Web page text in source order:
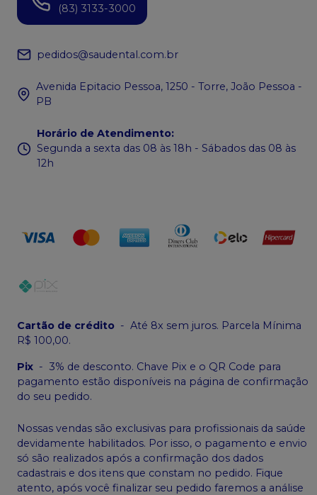
(83) 3133-3000
pedidos@saudental.com.br
Avenida Epitacio Pessoa, 1250 - Torre, João Pessoa -
PB
Horário de Atendimento:
Segunda a sexta das 08 às 18h - Sábados das 08 às
12h
Cartão de crédito - Até 8x sem juros. Parcela Mínima
R$ 100,00.
Pix - 3% de desconto. Chave Pix e o QR Code para
pagamento estão disponíveis na página de confirmação
do seu pedido.
Nossas vendas são exclusivas para profissionais da saúde
devidamente habilitados. Por isso, o pagamento e envio
só são realizados após a confirmação dos dados
cadastrais e dos itens que constam no pedido. Fique
atento, após você finalizar seu pedido faremos a análise